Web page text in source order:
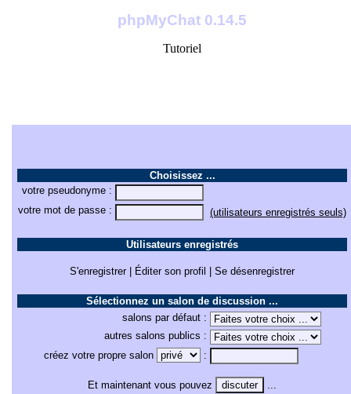
phpMyChat 0.14.5
Tutoriel
Choisissez ...
votre pseudonyme :
votre mot de passe :
(utilisateurs enregistrés seuls)
Utilisateurs enregistrés
S'enregistrer | Éditer son profil | Se désenregistrer
Sélectionnez un salon de discussion ...
salons par défaut :
autres salons publics :
créez votre propre salon
:
Et maintenant vous pouvez